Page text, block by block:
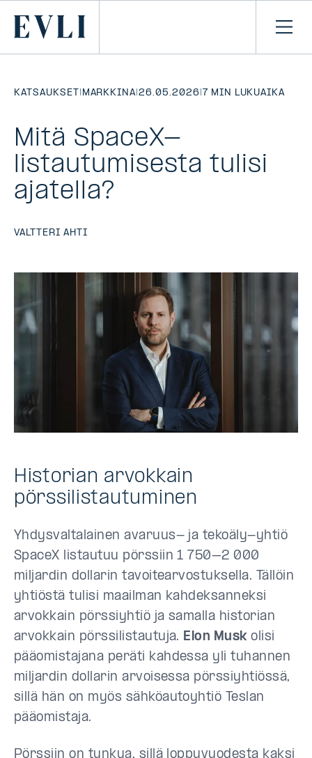
Primary
Avaa
KATSAUKSET | MARKKINA|26.05.2026 | 7 MIN LUKUAIKA
Mitä SpaceX-
listautumisesta tulisi
ajatella?
VALTTERI AHTI
Historian arvokkain
pörssilistautuminen
Yhdysvaltalainen avaruus- ja tekoäly-yhtiö
SpaceX listautuu pörssiin 1 750–2 000
miljardin dollarin tavoitearvostuksella. Tällöin
yhtiöstä tulisi maailman kahdeksanneksi
arvokkain pörssiyhtiö ja samalla historian
arvokkain pörssilistautuja. Elon Muskolisi
pääomistajana peräti kahdessa yli tuhannen
miljardin dollarin arvoisessa pörssiyhtiössä,
sillä hän on myös sähköautoyhtiö Teslan
pääomistaja.
Pörssiin on tunkua, sillä loppuvuodesta kaksi